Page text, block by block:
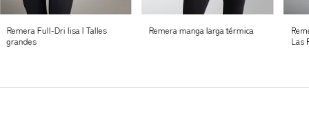
Remera Full-Dri lisa | Talles
grandes
Remera manga larga térmica
Las